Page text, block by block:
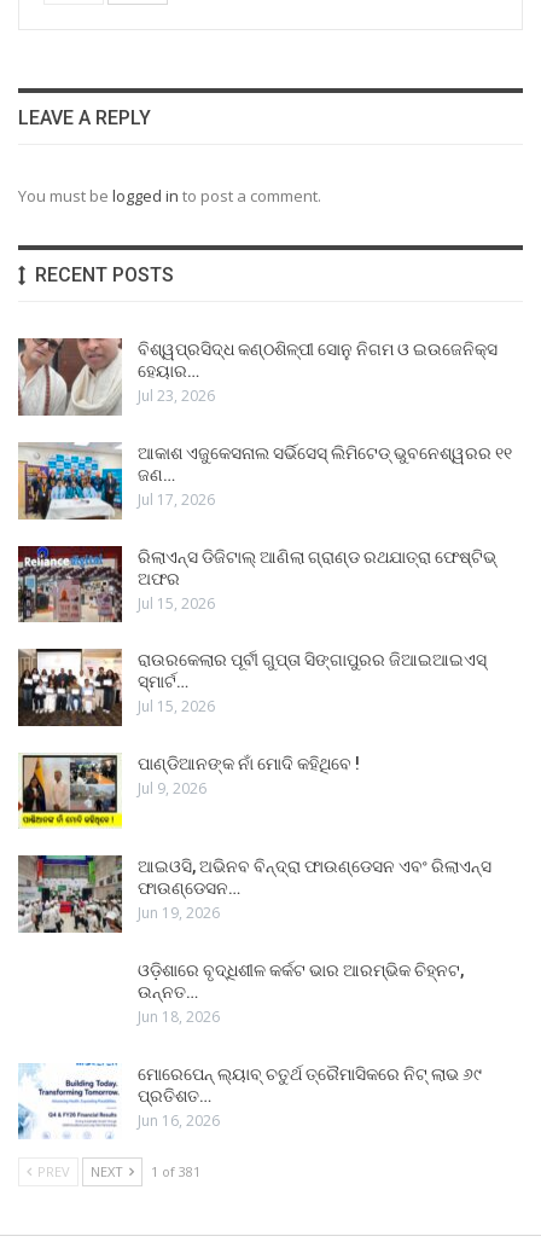
LEAVE A REPLY
You must be logged in to post a comment.
RECENT POSTS
ବିଶ୍ୱପ୍ରସିଦ୍ଧ କଣ୍ଠଶିଳ୍ପୀ ସୋନୁ ନିଗମ ଓ ଇଉଜେନିକ୍ସ
ହେୟାର…
Jul 23, 2026
ଆକାଶ ଏଜୁକେସନାଲ ସର୍ଭିସେସ୍ ଲିମିଟେଡ୍ ଭୁବନେଶ୍ୱରର ୧୧
ଜଣ…
Jul 17, 2026
ରିଲାଏନ୍ସ ଡିଜିଟାଲ୍ ଆଣିଲା ଗ୍ରାଣ୍ଡ ରଥଯାତ୍ରା ଫେଷ୍ଟିଭ୍
ଅଫର
Jul 15, 2026
ରାଉରକେଲାର ପୂର୍ବୀ ଗୁପ୍ତା ସିଙ୍ଗାପୁରର ଜିଆଇଆଇଏସ୍
ସ୍ମାର୍ଟ…
Jul 15, 2026
ପାଣ୍ଡିଆନଙ୍କ ନାଁ ମୋଦି କହିଥିବେ !
Jul 9, 2026
ଆଇଓସି, ଅଭିନବ ବିନ୍ଦ୍ରା ଫାଉଣ୍ଡେସନ ଏବଂ ରିଲାଏନ୍ସ
ଫାଉଣ୍ଡେସନ…
Jun 19, 2026
ଓଡ଼ିଶାରେ ବୃଦ୍ଧିଶୀଳ କର୍କଟ ଭାର ଆରମ୍ଭିକ ଚିହ୍ନଟ,
ଉନ୍ନତ…
Jun 18, 2026
ମୋରେପେନ୍ ଲ୍ୟାବ୍ ଚତୁର୍ଥ ତ୍ରୈମାସିକରେ ନିଟ୍ ଲାଭ ୬୯
ପ୍ରତିଶତ…
Jun 16, 2026
PREV NEXT 1 of 381